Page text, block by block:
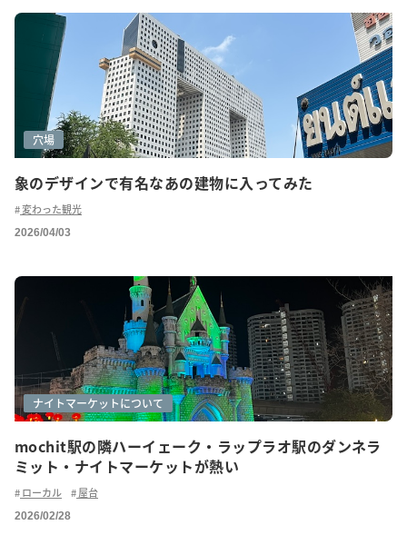
象のデザインで有名なあの建物に入ってみた
穴場
変わった観光
2026/04/03
mochit駅の隣ハーイェーク・ラップラオ駅のダンネラ
ミット・ナイトマーケットが熱い
グルメ(ローカル)
ショッピング
ナイトマーケットについて
ローカル 屋台
2026/02/28